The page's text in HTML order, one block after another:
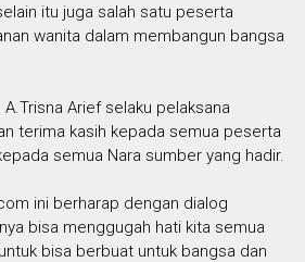
itu juga salah satu peserta
wanita dalam membangun bangsa
Arief selaku pelaksana
terima kasih kepada semua peserta
semua Nara sumber yang hadir.
ini berharap dengan dialog
bisa menggugah hati kita semua
bisa berbuat untuk bangsa dan